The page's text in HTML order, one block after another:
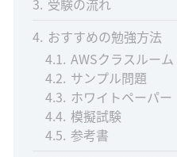
3 受験の流れ
4 おすすめの勉強方法
4.1 AWSクラスルー
4.2 サンプル問題
4.3 ホワイトペーパー
4.4 模擬試験
4.5 参考書